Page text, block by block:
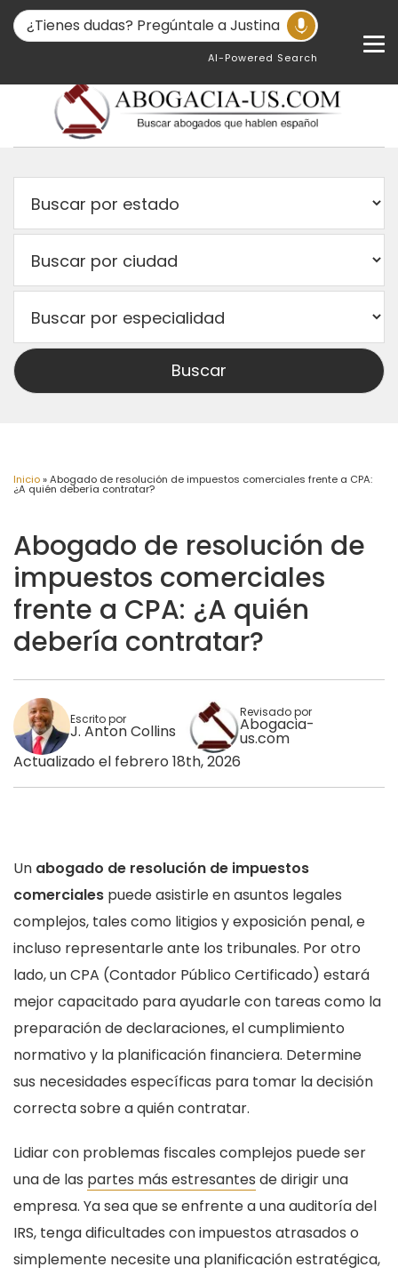
AI-Powered Search
Inicio»Abogado de resolución de impuestos comerciales frente a CPA:
¿A quién debería contratar?
Abogado de resolución de
impuestos comerciales
frente a CPA: ¿A quién
debería contratar?
Escrito por
J. Anton Collins
Revisado por
Abogacia-
us.com
Actualizado el febrero 18th, 2026
Un abogado de resolución de impuestos
comerciales puede asistirle en asuntos legales
complejos, tales como litigios y exposición penal, e
incluso representarle ante los tribunales. Por otro
lado, un CPA (Contador Público Certificado) estará
mejor capacitado para ayudarle con tareas como la
preparación de declaraciones, el cumplimiento
normativo y la planificación financiera. Determine
sus necesidades específicas para tomar la decisión
correcta sobre a quién contratar.
Lidiar con problemas fiscales complejos puede ser
una de las partes más estresantes de dirigir una
empresa. Ya sea que se enfrente a una auditoría del
IRS, tenga dificultades con impuestos atrasados o
simplemente necesite una planificación estratégica,